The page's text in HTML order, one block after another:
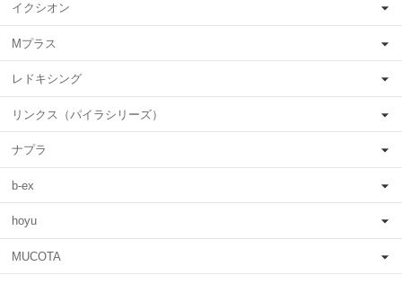
イクシオン
Mプラス
レドキシング
リンクス（パイラシリーズ）
ナプラ
b-ex
hoyu
MUCOTA